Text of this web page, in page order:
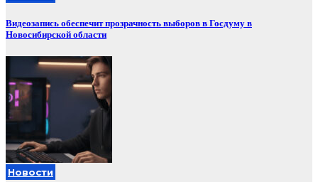
Видеозапись обеспечит прозрачность выборов в Госдуму в
Новосибирской области
Новости